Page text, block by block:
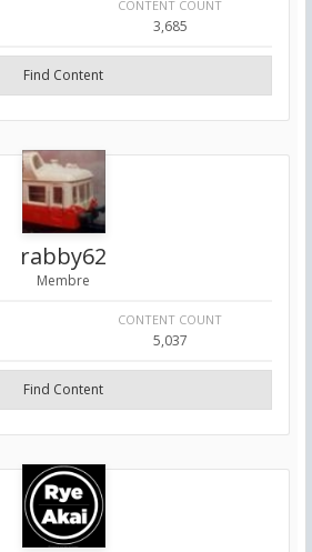
CONTENT COUNT
3,685
Find Content
rabby62
Membre
CONTENT COUNT
5,037
Find Content